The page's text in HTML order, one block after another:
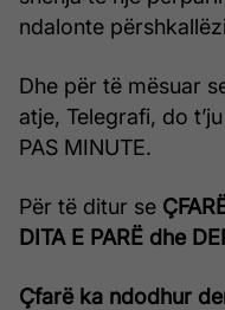
ndalonte
Dhe për të mësuar
atje, Telegrafi, do
PAS MINUTE.
Për të ditur se
DITA E PARË dhe
Çfarë ka ndodhur